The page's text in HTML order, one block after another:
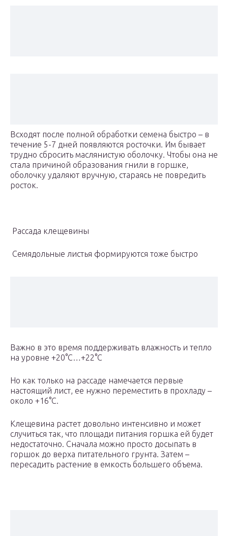
Всходят после полной обработки семена быстро – в
течение 5-7 дней появляются росточки. Им бывает
трудно сбросить маслянистую оболочку. Чтобы она не
стала причиной образования гнили в горшке,
оболочку удаляют вручную, стараясь не повредить
росток.
Рассада клещевины
Семядольные листья формируются тоже быстро
Важно в это время поддерживать влажность и тепло
на уровне +20°С…+22°С
Но как только на рассаде намечается первые
настоящий лист, ее нужно переместить в прохладу –
около +16°С.
Клещевина растет довольно интенсивно и может
случиться так, что площади питания горшка ей будет
недостаточно. Сначала можно просто досыпать в
горшок до верха питательного грунта. Затем –
пересадить растение в емкость большего объема.